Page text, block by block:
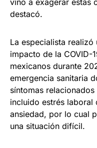
destacó.
La especialista
impacto de la COVID-
mexicanos durante
emergencia sanitaria
síntomas
incluido estrés
ansiedad, por lo cual
una situación difícil.